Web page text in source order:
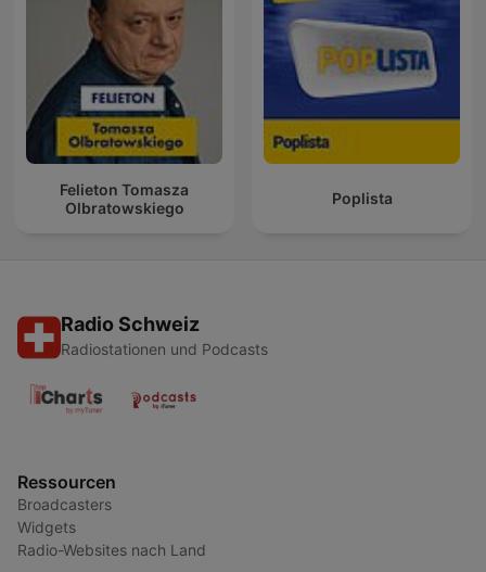
Felieton Tomasza
Olbratowskiego
Poplista
Radio Schweiz
Radiostationen und Podcasts
Ressourcen
Broadcasters
Widgets
Radio-Websites nach Land